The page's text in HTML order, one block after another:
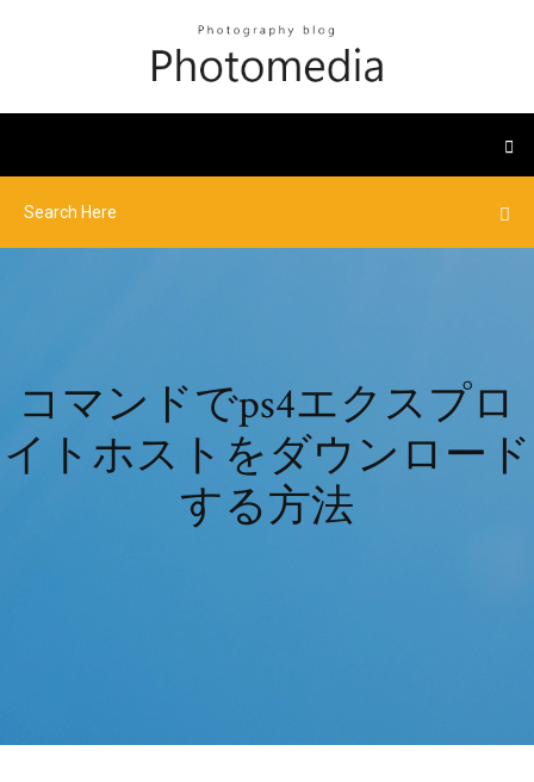
コマンドでps4エクスプロ
イトホストをダウンロード
する方法